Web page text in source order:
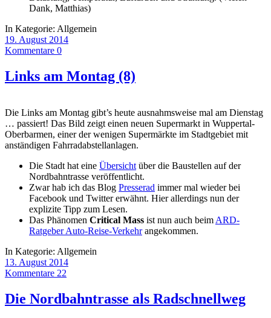
Dank, Matthias)
In Kategorie: Allgemein
19. August 2014
Kommentare 0
Links am Montag (8)
Die Links am Montag gibt’s heute ausnahmsweise mal am Dienstag
… passiert! Das Bild zeigt einen neuen Supermarkt in Wuppertal-
Oberbarmen, einer der wenigen Supermärkte im Stadtgebiet mit
anständigen Fahrradabstellanlagen.
Die Stadt hat eine Übersicht über die Baustellen auf der
Nordbahntrasse veröffentlicht.
Zwar hab ich das Blog Presserad immer mal wieder bei
Facebook und Twitter erwähnt. Hier allerdings nun der
explizite Tipp zum Lesen.
Das Phänomen Critical Mass ist nun auch beim ARD-
Ratgeber Auto-Reise-Verkehrangekommen.
In Kategorie: Allgemein
13. August 2014
Kommentare 22
Die Nordbahntrasse als Radschnellweg